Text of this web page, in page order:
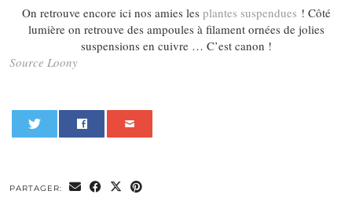
On retrouve encore ici nos amies les plantes suspendues ! Côté
lumière on retrouve des ampoules à filament ornées de jolies
suspensions en cuivre … C’est canon !
Source Loony
PARTAGER: